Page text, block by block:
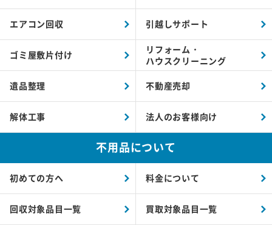
エアコン回収 引越しサポート
ゴミ屋敷片付け
リフォーム・
ハウスクリーニング
遺品整理 不動産売却
解体工事 法人のお客様向け
不用品について
初めての方へ 料金について
回収対象品目一覧 買取対象品目一覧